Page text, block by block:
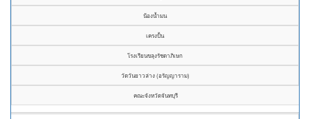
น้องน้ำมน
เครงปั้น
โรงเรียนขลุงรัชดาภิเษก
วัดวันยาวล่าง (อรัญญาราม)
คณะจังหวัดจันทบุรี